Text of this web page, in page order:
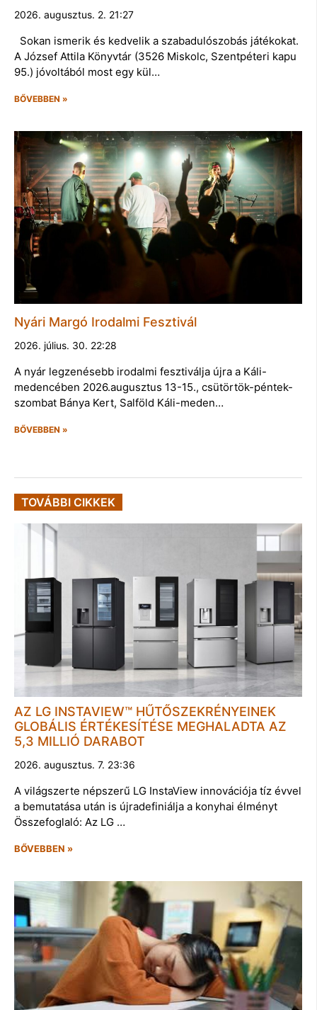
2026. augusztus. 2. 21:27
Sokan ismerik és kedvelik a szabadulószobás játékokat.
A József Attila Könyvtár (3526 Miskolc, Szentpéteri kapu
95.) jóvoltából most egy kül…
BŐVEBBEN »
Nyári Margó Irodalmi Fesztivál
2026. július. 30. 22:28
A nyár legzenésebb irodalmi fesztiválja újra a Káli-
medencében 2026.augusztus 13-15., csütörtök-péntek-
szombat Bánya Kert, Salföld Káli-meden…
BŐVEBBEN »
TOVÁBBI CIKKEK
AZ LG INSTAVIEW™ HŰTŐSZEKRÉNYEINEK
GLOBÁLIS ÉRTÉKESÍTÉSE MEGHALADTA AZ
5,3 MILLIÓ DARABOT
2026. augusztus. 7. 23:36
A világszerte népszerű LG InstaView innovációja tíz évvel
a bemutatása után is újradefiniálja a konyhai élményt
Összefoglaló: Az LG …
BŐVEBBEN »